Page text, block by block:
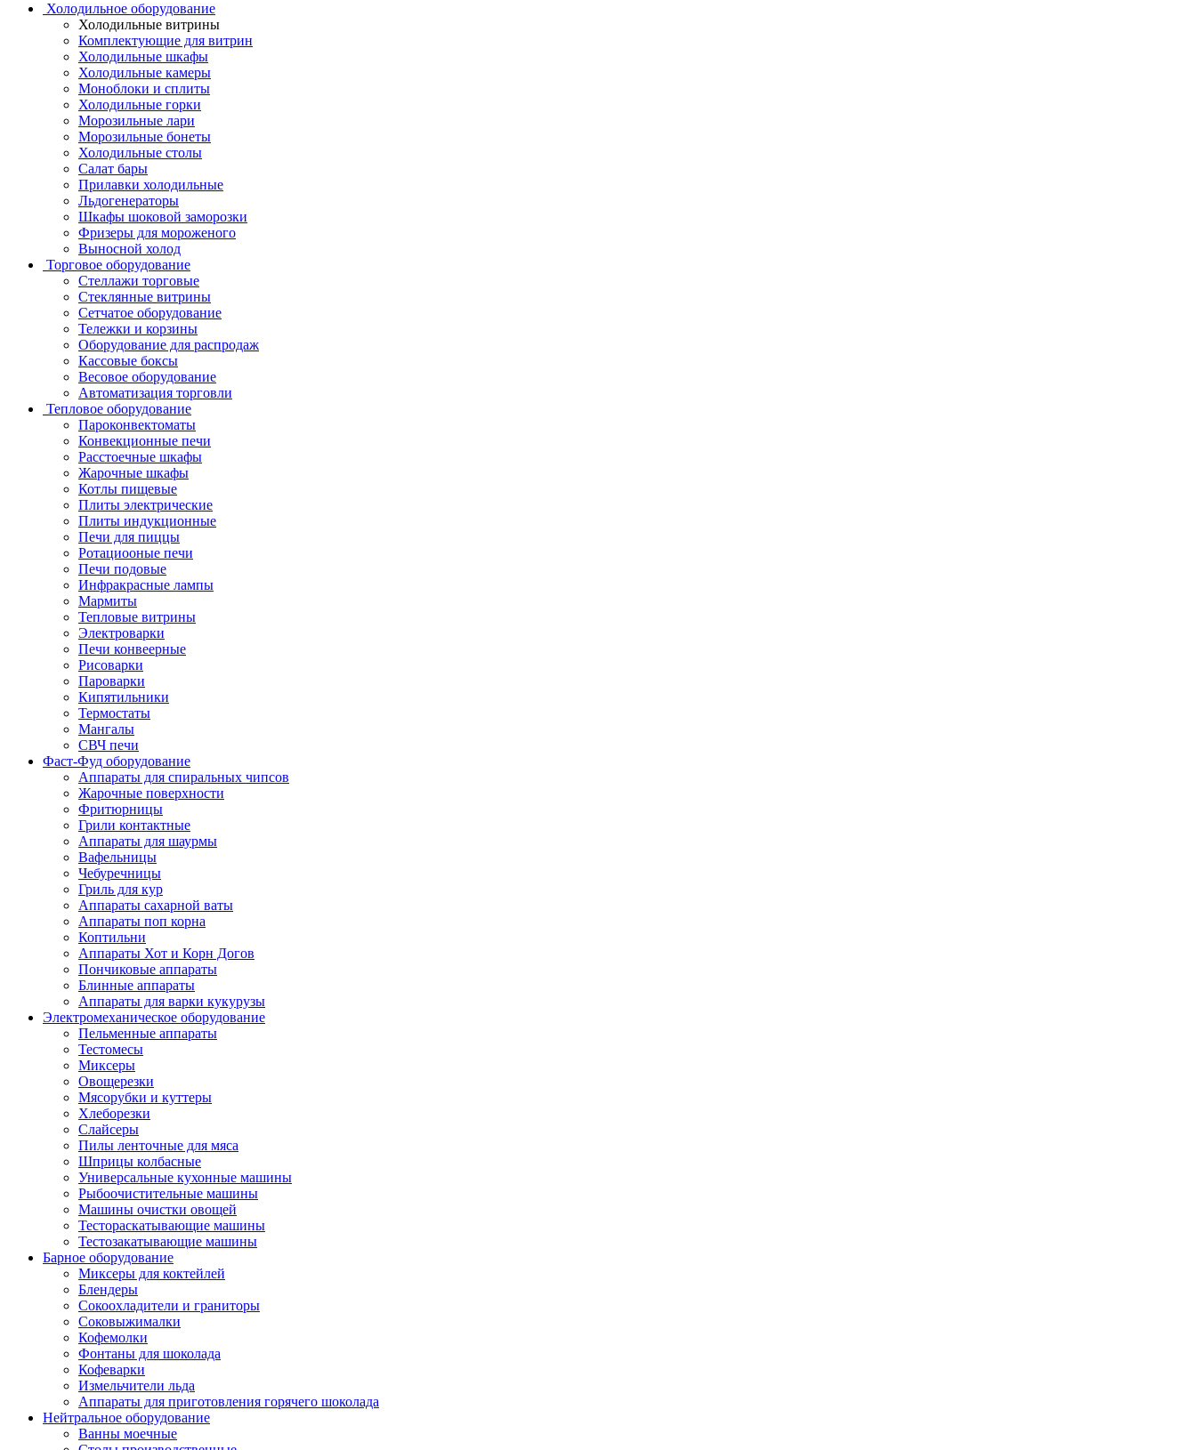
Холодильное оборудование
Холодильные витрины
Комплектующие для витрин
Холодильные шкафы
Холодильные камеры
Моноблоки и сплиты
Холодильные горки
Морозильные лари
Морозильные бонеты
Холодильные столы
Салат бары
Прилавки холодильные
Льдогенераторы
Шкафы шоковой заморозки
Фризеры для мороженого
Выносной холод
Торговое оборудование
Стеллажи торговые
Стеклянные витрины
Сетчатое оборудование
Тележки и корзины
Оборудование для распродаж
Кассовые боксы
Весовое оборудование
Автоматизация торговли
Тепловое оборудование
Пароконвектоматы
Конвекционные печи
Расстоечные шкафы
Жарочные шкафы
Котлы пищевые
Плиты электрические
Плиты индукционные
Печи для пиццы
Ротациооные печи
Печи подовые
Инфракрасные лампы
Мармиты
Тепловые витрины
Электроварки
Печи конвеерные
Рисоварки
Пароварки
Кипятильники
Термостаты
Мангалы
СВЧ печи
Фаст-Фуд оборудование
Аппараты для спиральных чипсов
Жарочные поверхности
Фритюрницы
Грили контактные
Аппараты для шаурмы
Вафельницы
Чебуречницы
Гриль для кур
Аппараты сахарной ваты
Аппараты поп корна
Коптильни
Аппараты Хот и Корн Догов
Пончиковые аппараты
Блинные аппараты
Аппараты для варки кукурузы
Электромеханическое оборудование
Пельменные аппараты
Тестомесы
Миксеры
Овощерезки
Мясорубки и куттеры
Хлеборезки
Слайсеры
Пилы ленточные для мяса
Шприцы колбасные
Универсальные кухонные машины
Рыбоочистительные машины
Машины очистки овощей
Тестораскатывающие машины
Тестозакатывающие машины
Барное оборудование
Миксеры для коктейлей
Блендеры
Сокоохладители и граниторы
Соковыжималки
Кофемолки
Фонтаны для шоколада
Кофеварки
Измельчители льда
Аппараты для приготовления горячего шоколада
Нейтральное оборудование
Ванны моечные